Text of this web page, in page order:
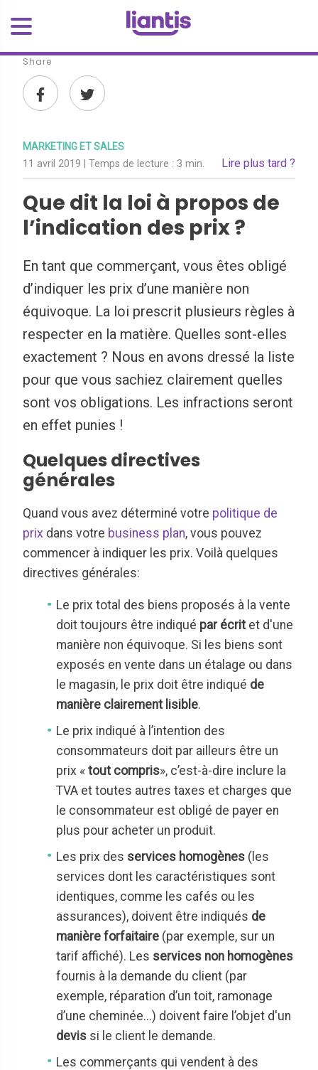
Share
MARKETING ET SALES
11 avril 2019 | Temps de lecture : 3 min. Lire plus tard ?
Que dit la loi à propos de
l’indication des prix ?
En tant que commerçant, vous êtes obligé
d’indiquer les prix d’une manière non
équivoque. La loi prescrit plusieurs règles à
respecter en la matière. Quelles sont-elles
exactement ? Nous en avons dressé la liste
pour que vous sachiez clairement quelles
sont vos obligations. Les infractions seront
en effet punies !
Quelques directives
générales
Quand vous avez déterminé votre politique de
prix dans votre business plan, vous pouvez
commencer à indiquer les prix. Voilà quelques
directives générales:
Le prix total des biens proposés à la vente
doit toujours être indiqué par écrit et d'une
manière non équivoque. Si les biens sont
exposés en vente dans un étalage ou dans
le magasin, le prix doit être indiqué de
manière clairement lisible.
Le prix indiqué à l’intention des
consommateurs doit par ailleurs être un
prix «tout compris», c’est-à-dire inclure la
TVA et toutes autres taxes et charges que
le consommateur est obligé de payer en
plus pour acheter un produit.
Les prix des services homogènes (les
services dont les caractéristiques sont
identiques, comme les cafés ou les
assurances), doivent être indiqués de
manière forfaitaire (par exemple, sur un
tarif affiché). Les services non homogènes
fournis à la demande du client (par
exemple, réparation d’un toit, ramonage
d’une cheminée...) doivent faire l’objet d'un
devis si le client le demande.
Les commerçants qui vendent à des